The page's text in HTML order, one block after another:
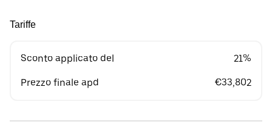
Tariffe
Sconto applicato del 21%
Prezzo finale apd €33,802